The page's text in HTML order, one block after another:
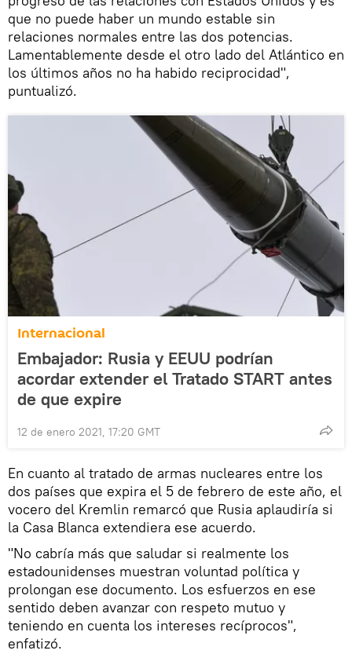
que no puede haber un mundo estable sin
relaciones normales entre las dos potencias.
Lamentablemente desde el otro lado del Atlántico en
los últimos años no ha habido reciprocidad",
puntualizó.
Internacional
Embajador: Rusia y EEUU podrían
acordar extender el Tratado START antes
de que expire
12 de enero 2021, 17:20 GMT
En cuanto al tratado de armas nucleares entre los
dos países que expira el 5 de febrero de este año, el
vocero del Kremlin remarcó que Rusia aplaudiría si
la Casa Blanca extendiera ese acuerdo.
"No cabría más que saludar si realmente los
estadounidenses muestran voluntad política y
prolongan ese documento. Los esfuerzos en ese
sentido deben avanzar con respeto mutuo y
teniendo en cuenta los intereses recíprocos",
enfatizó.